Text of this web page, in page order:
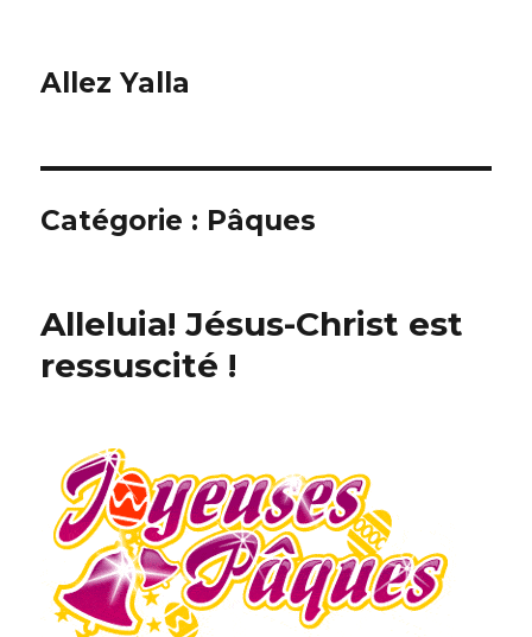
Allez Yalla
Catégorie : Pâques
Alleluia! Jésus-Christ est
ressuscité !